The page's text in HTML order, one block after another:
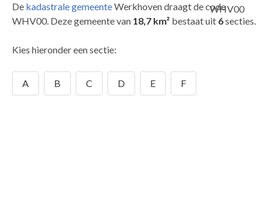
De kadastrale gemeenteWerkhoven draagt de code
WHV00. Deze gemeente van 18,7 km² bestaat uit 6secties.
Kies hieronder een sectie:
A B C D E F